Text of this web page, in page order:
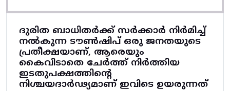
ദുരിത ബാധിതർക്ക് സർക്കാർ നിർമിച്ച്
നൽകുന്ന ടൗൺഷിപ് ഒരു ജനതയുടെ
പ്രതീക്ഷയാണ്, ആരെയും
കൈവിടാതെ ചേർത്ത് നിർത്തിയ
ഇടതുപക്ഷത്തിന്റെ
നിശ്ചയദാർഢ്യമാണ് ഇവിടെ ഉയരുന്നത്